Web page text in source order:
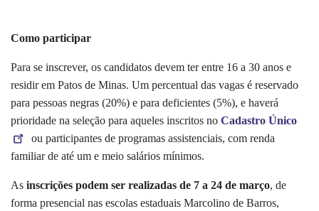
Como participar
Para se inscrever, os candidatos devem ter entre 16 a 30 anos e
residir em Patos de Minas. Um percentual das vagas é reservado
para pessoas negras (20%) e para deficientes (5%), e haverá
prioridade na seleção para aqueles inscritos no Cadastro Único
ou participantes de programas assistenciais, com renda
familiar de até um e meio salários mínimos.
As inscrições podem ser realizadas de 7 a 24 de março, de
forma presencial nas escolas estaduais Marcolino de Barros,